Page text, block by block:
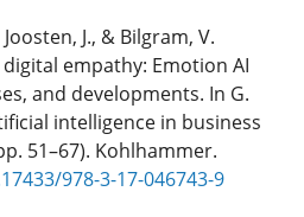
Joosten, J., & Bilgram, V.
empathy: Emotion AI
and developments. In G.
intelligence in business
51–67). Kohlhammer.
978-3-17-046743-9